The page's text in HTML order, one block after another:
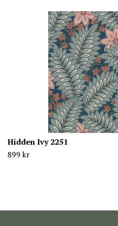
Hidden Ivy 2251
899 kr